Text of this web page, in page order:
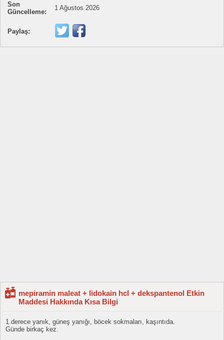
Son
Güncelleme:
1 Ağustos 2026
Paylaş:
mepiramin maleat + lidokain hcl + dekspantenol Etkin
Maddesi Hakkında Kısa Bilgi
1.derece yanık, güneş yanığı, böcek sokmaları, kaşıntıda.
Günde birkaç kez.